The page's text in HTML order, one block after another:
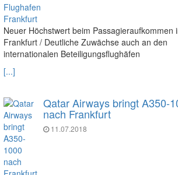
Neuer Höchstwert beim Passagieraufkommen
Frankfurt / Deutliche Zuwächse auch an den
internationalen Beteiligungsflughäfen
[...]
Qatar Airways bringt A350-
nach Frankfurt
11.07.2018